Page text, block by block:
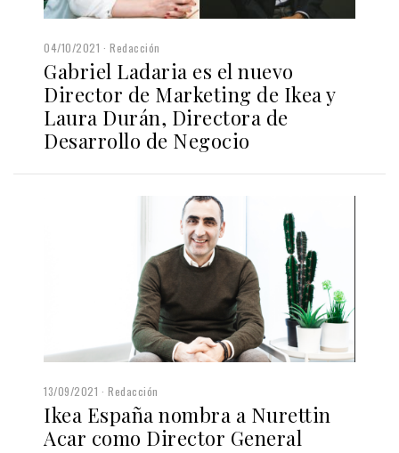
04/10/2021 Redacción
Gabriel Ladaria es el nuevo
Director de Marketing de Ikea y
Laura Durán, Directora de
Desarrollo de Negocio
13/09/2021 Redacción
Ikea España nombra a Nurettin
Acar como Director General